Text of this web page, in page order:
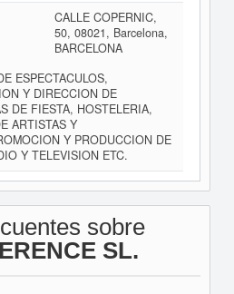
CALLE COPERNIC,
50, 08021, Barcelona,
BARCELONA
ESPECTACULOS,
Y DIRECCION DE
DE FIESTA, HOSTELERIA,
ARTISTAS Y
Y PRODUCCION DE
Y TELEVISION ETC.
sobre
SL.